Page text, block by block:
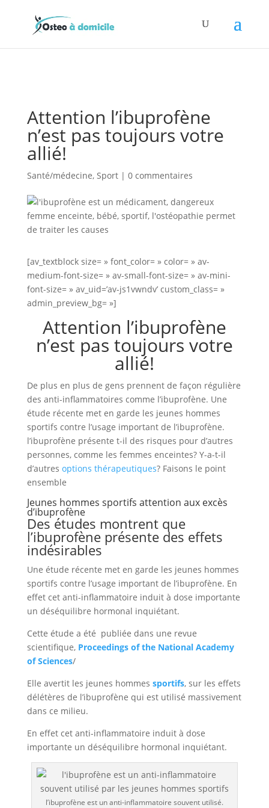
Attention l’ibuprofène
n’est pas toujours votre
allié!
Santé/médecine, Sport| 0 commentaires
[av_textblock size= » font_color= » color= » av-
medium-font-size= » av-small-font-size= » av-mini-
font-size= » av_uid=’av-js1vwndv’ custom_class= »
admin_preview_bg= »]
Attention l’ibuprofène
n’est pas toujours votre
allié!
De plus en plus de gens prennent de façon régulière
des anti-inflammatoires comme l’ibuprofène. Une
étude récente met en garde les jeunes hommes
sportifs contre l’usage important de l’ibuprofène.
l’ibuprofène présente t-il des risques pour d’autres
personnes, comme les femmes enceintes? Y-a-t-il
d’autres options thérapeutiques? Faisons le point
ensemble
Jeunes hommes sportifs attention aux excès
d’ibuprofène
Des études montrent que
l’ibuprofène présente des effets
indésirables
Une étude récente met en garde les jeunes hommes
sportifs contre l’usage important de l’ibuprofène. En
effet cet anti-inflammatoire induit à dose importante
un déséquilibre hormonal inquiétant.
Cette étude a été publiée dans une revue
scientifique, Proceedings of the National Academy
of Sciences/
Elle avertit les jeunes hommes sportifs, sur les effets
délétères de l’ibuprofène qui est utilisé massivement
dans ce milieu.
En effet cet anti-inflammatoire induit à dose
importante un déséquilibre hormonal inquiétant.
l’ibuprofène est un anti-inflammatoire souvent utilisé.